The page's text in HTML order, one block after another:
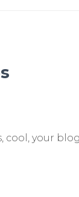
your